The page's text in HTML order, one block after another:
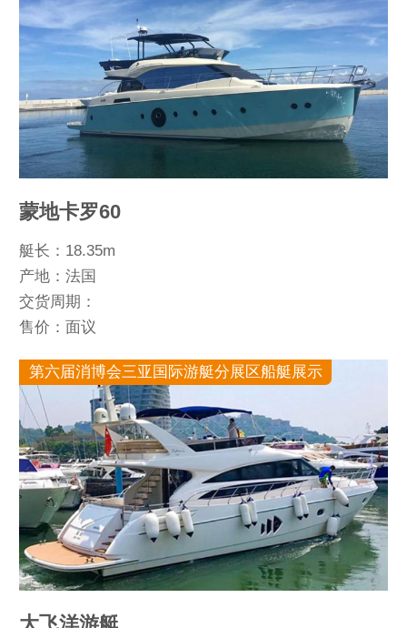
蒙地卡罗60
艇长：18.35m
产地：法国
交货周期：
售价：面议
第六届消博会三亚国际游艇分展区船艇展示